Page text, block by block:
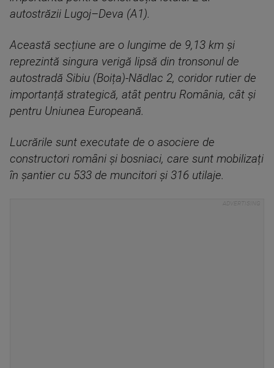
autostrăzii Lugoj–Deva (A1).
Această secțiune are o lungime de 9,13 km și
reprezintă singura verigă lipsă din tronsonul de
autostradă Sibiu (Boița)-Nădlac 2, coridor rutier de
importanță strategică, atât pentru România, cât și
pentru Uniunea Europeană.
Lucrările sunt executate de o asociere de
constructori români și bosniaci, care sunt mobilizați
în șantier cu 533 de muncitori și 316 utilaje.